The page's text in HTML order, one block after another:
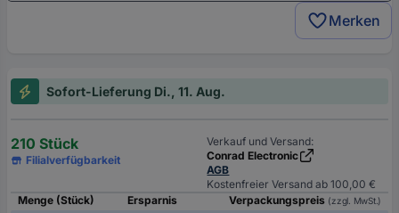
Merken
Sofort-Lieferung Di., 11. Aug.
210 Stück
Filialverfügbarkeit
Verkauf und Versand:
Conrad Electronic
AGB
Kostenfreier Versand ab 100,00 €
Menge (Stück)
Ersparnis Verpackungspreis (zzgl. MwSt.)